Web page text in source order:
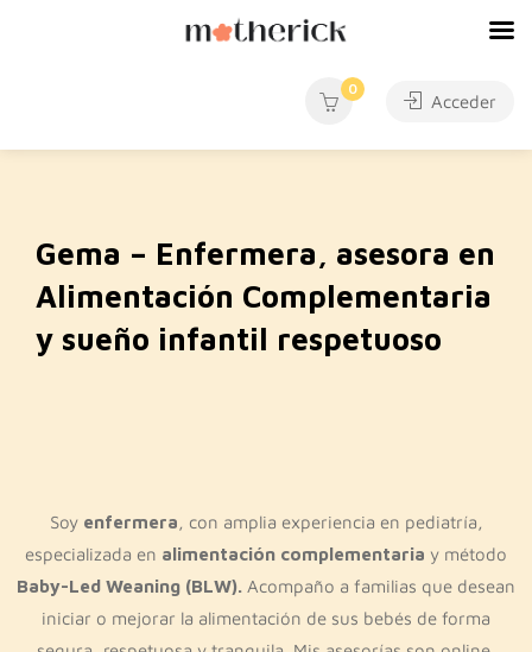
0
Acceder
Gema – Enfermera, asesora en
Alimentación Complementaria
y sueño infantil respetuoso
Soy enfermera, con amplia experiencia en pediatría,
especializada en alimentación complementaria y método
Baby-Led Weaning (BLW). Acompaño a familias que desean
iniciar o mejorar la alimentación de sus bebés de forma